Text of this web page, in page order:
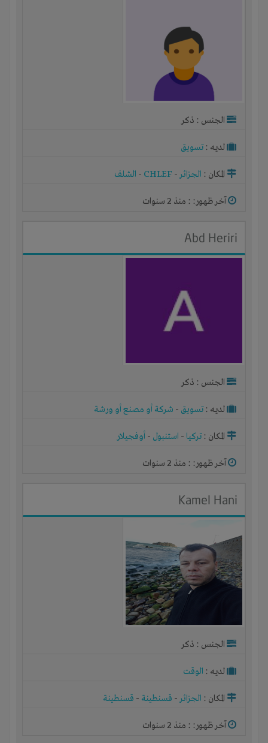
الجنس : ذكر
لديـه : تسويق
المكان : الجزائر-
CHLEF
- الشلف
آخر ظهور: : منذ 2 سنوات
Abd Heriri
الجنس : ذكر
لديـه : تسويق - شركة أو مصنع أو ورشة
المكان : تركيا - استنبول - أوفجيلار
آخر ظهور: : منذ 2 سنوات
Kamel Hani
الجنس : ذكر
لديـه : الوقت
المكان : الجزائر- قسنطينة - قسنطينة
آخر ظهور: : منذ 2 سنوات